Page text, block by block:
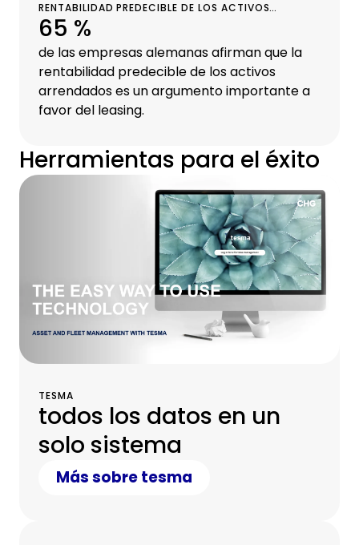
RENTABILIDAD PREDECIBLE DE LOS ACTIVOS
ARRENDADOS
65 %
de las empresas alemanas afirman que la
rentabilidad predecible de los activos
arrendados es un argumento importante a
favor del leasing.
Herramientas para el éxito
TESMA
todos los datos en un
solo sistema
Más sobre tesma